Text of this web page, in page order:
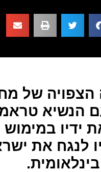
הצפויה של
הנשיא
ידיו במימוש
לנגח את